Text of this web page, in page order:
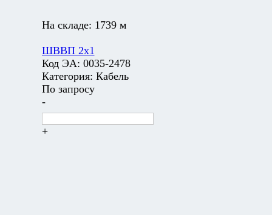
На складе: 1739 м
ШВВП 2х1
Код ЭА: 0035-2478
Категория: Кабель
По запросу
-
+